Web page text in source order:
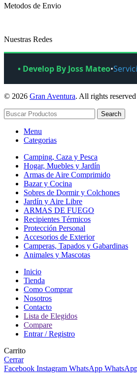
Metodos de Envio
Nuestras Redes
• Develop By Joss Mateo•
© 2026 Gran Aventura. All rights reserved
Search
Menu
Categorias
Camping, Caza y Pesca
Hogar, Muebles y Jardín
Armas de Aire Comprimido
Bazar y Cocina
Sobres de Dormir y Colchones
Jardín y Aire Libre
ARMAS DE FUEGO
Recipientes Térmicos
Protección Personal
Accesorios de Exterior
Camperas, Tapados y Gabardinas
Animales y Mascotas
Inicio
Tienda
Como Comprar
Nosotros
Contacto
Lista de Elegidos
Compare
Entrar / Registro
Carrito
Cerrar
Facebook Instagram WhatsApp